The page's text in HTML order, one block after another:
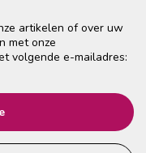
artikelen of over uw
met onze
volgende e-mailadres: